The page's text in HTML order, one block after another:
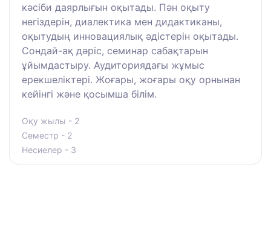
кәсіби даярлығын оқытады. Пән оқыту
негіздерін, диалектика мен дидактиканы,
оқытудың инновациялық әдістерін оқытады.
Сондай-ақ дәріс, семинар сабақтарын
ұйымдастыру. Аудиториядағы жұмыс
ерекшеліктері. Жоғары, жоғары оқу орнынан
кейінгі және қосымша білім.
Оқу жылы - 2
Семестр - 2
Несиелер - 3